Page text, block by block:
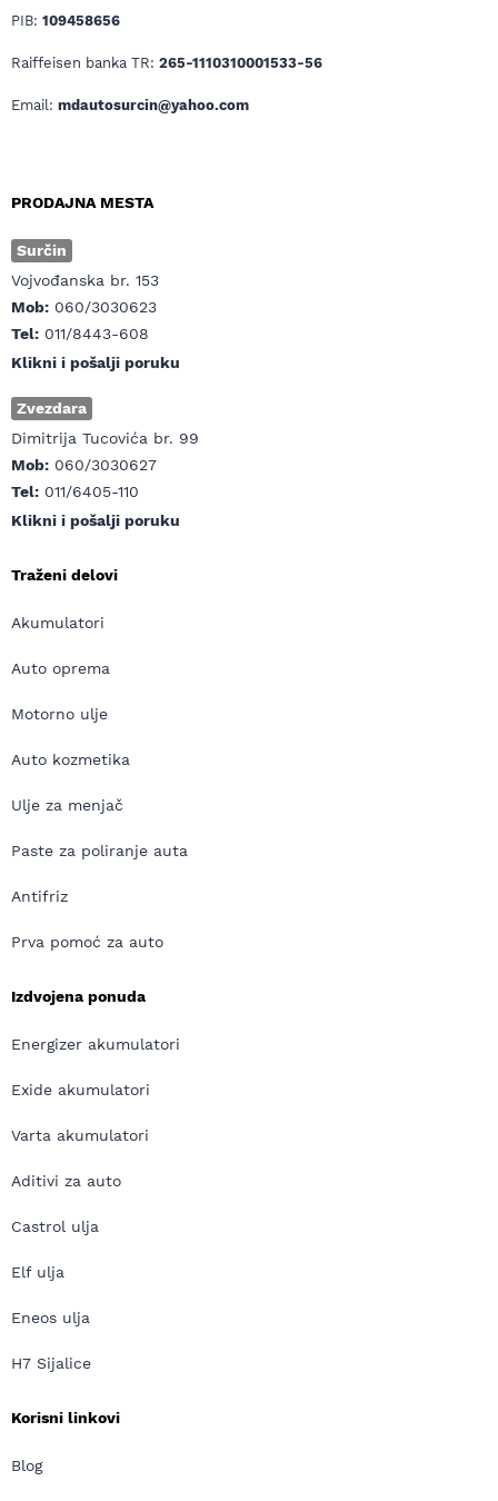
PIB: 109458656
Raiffeisen banka TR: 265-1110310001533-56
Email: mdautosurcin@yahoo.com
PRODAJNA MESTA
Surčin
Vojvođanska br. 153
Mob: 060/3030623
Tel: 011/8443-608
Klikni i pošalji poruku
Zvezdara
Dimitrija Tucovića br. 99
Mob: 060/3030627
Tel: 011/6405-110
Klikni i pošalji poruku
Traženi delovi
Akumulatori
Auto oprema
Motorno ulje
Auto kozmetika
Ulje za menjač
Paste za poliranje auta
Antifriz
Prva pomoć za auto
Izdvojena ponuda
Energizer akumulatori
Exide akumulatori
Varta akumulatori
Aditivi za auto
Castrol ulja
Elf ulja
Eneos ulja
H7 Sijalice
Korisni linkovi
Blog